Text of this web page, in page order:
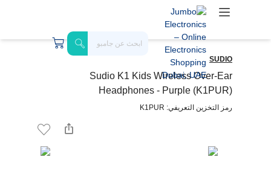
SUDIO
Sudio K1 Kids Wireless Over-Ear
Headphones - Purple (K1PUR)
رمز التخزين التعريفي: K1PUR